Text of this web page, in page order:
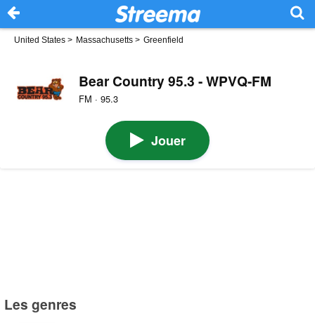
United States > Massachusetts > Greenfield
Bear Country 95.3 - WPVQ-FM
FM · 95.3
Jouer
Les genres